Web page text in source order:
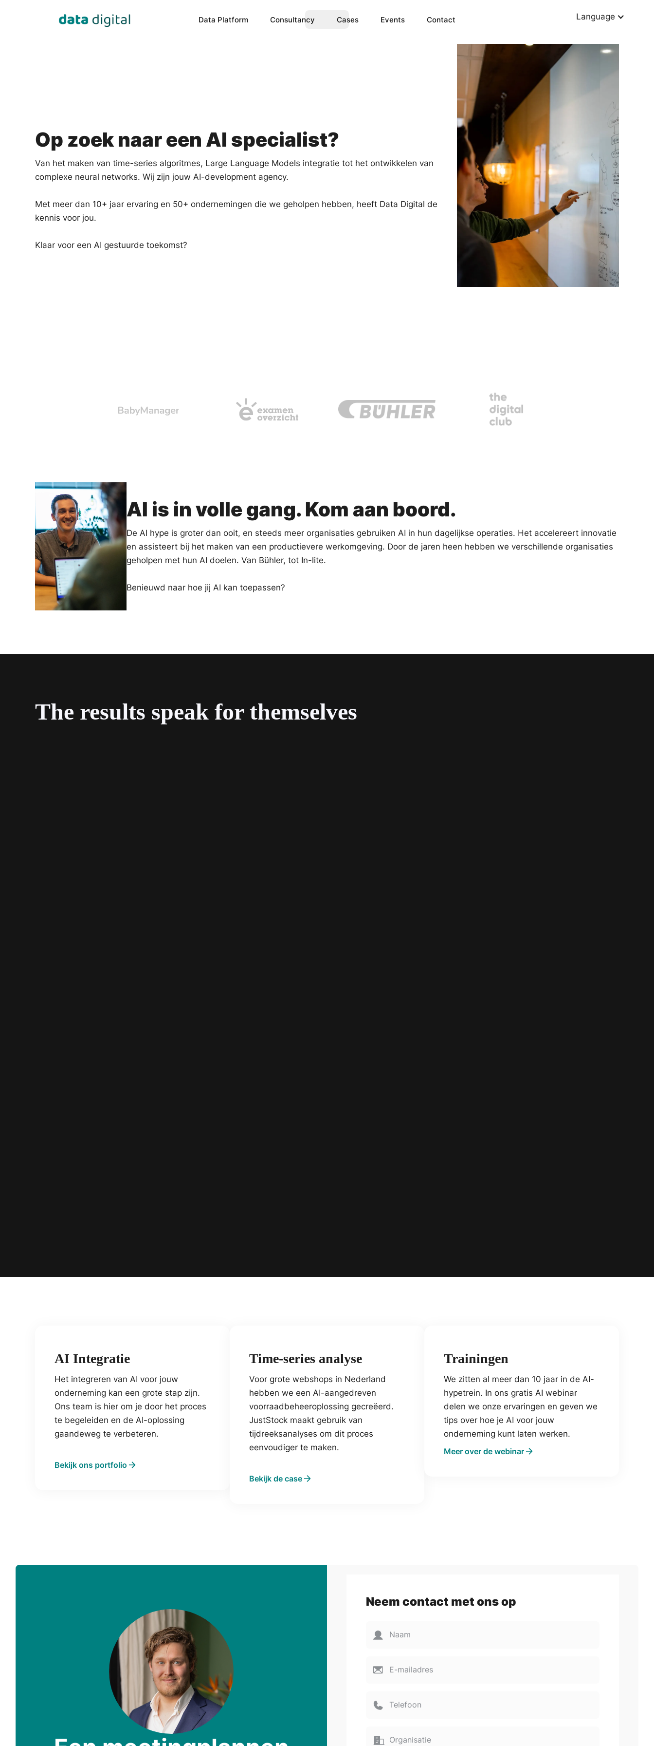
Data Platform Consultancy Cases Events Contact
Other services
Power BI
Data warehousing
KPI dashboards
Data driven decision-making
Language
Op zoek naar een AI specialist?
Van het maken van time-series algoritmes, Large Language Models integratie tot het ontwikkelen van
complexe neural networks. Wij zijn jouw AI-development agency.
Met meer dan 10+ jaar ervaring en 50+ ondernemingen die we geholpen hebben, heeft Data Digital de
kennis voor jou.
Klaar voor een AI gestuurde toekomst?
AI is in volle gang. Kom aan boord.
De AI hype is groter dan ooit, en steeds meer organisaties gebruiken AI in hun dagelijkse operaties. Het accelereert innovatie
en assisteert bij het maken van een productievere werkomgeving. Door de jaren heen hebben we verschillende organisaties
geholpen met hun AI doelen. Van Bühler, tot In-lite.
Benieuwd naar hoe jij AI kan toepassen?
The results speak for themselves
AI Integratie
Het integreren van AI voor jouw
onderneming kan een grote stap zijn.
Ons team is hier om je door het proces
te begeleiden en de AI-oplossing
gaandeweg te verbeteren.
Bekijk ons portfolio
Time-series analyse
Voor grote webshops in Nederland
hebben we een AI-aangedreven
voorraadbeheeroplossing gecreëerd.
JustStock maakt gebruik van
tijdreeksanalyses om dit proces
eenvoudiger te maken.
Bekijk de case
Trainingen
We zitten al meer dan 10 jaar in de AI-
hypetrein. In ons gratis AI webinar
delen we onze ervaringen en geven we
tips over hoe je AI voor jouw
onderneming kunt laten werken.
Meer over de webinar
Neem contact met ons op